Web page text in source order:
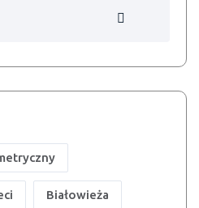
Białowieża